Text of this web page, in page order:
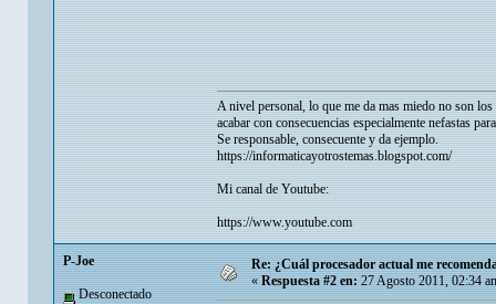
A nivel personal, lo que me da mas miedo no son
acabar con consecuencias especialmente nefastas
Se responsable, consecuente y da ejemplo.
https://informaticayotrostemas.blogspot.com/
Mi canal de Youtube:
https://www.youtube.com
P-Joe
Desconectado
Re: ¿Cuál procesador actual me
«Respuesta #2 en:27 Agosto 2011, 02:34